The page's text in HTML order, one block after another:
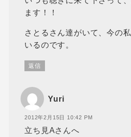
ます！！
さとるさん達がいて、今の
いるのです。
返信
Yuri
2012年2月15日 10:42 PM
立ち見Aさんへ